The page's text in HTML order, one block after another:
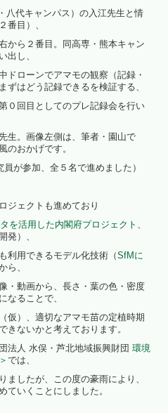
八代キャンパス）の入江先生と情
番目）、
から２番目。同高専・熊本キャン
出し、
ドローンでアマモの観察（記録・
ずはどう記録できるを検証する、
０回目としてのプレ記録会を行い
生。画像左側は、筆者・園山で
のおかげです。
が参加、全５名で進めました）
ジェクトも進めており
を活用した内閣府プロジェクト 、
発）、
利用できるモデル化技術（SfMに
ら、
・動画から、長さ・葉の色・密度
なることで、
仮）、適切なアマモ苗の定植時期
きないかと考えております。
法人 水俣・芦北地域振興財団 環境
では、
ましたが、この度の豪雨により、
ていくことにしました。